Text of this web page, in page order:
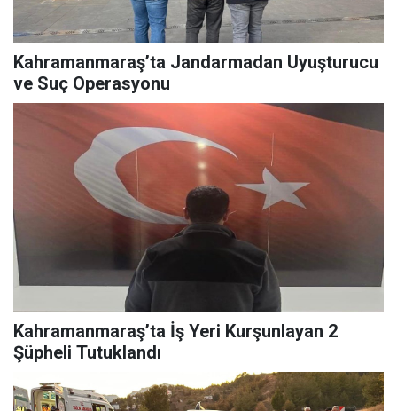
Kahramanmaraş’ta Jandarmadan Uyuşturucu
ve Suç Operasyonu
Kahramanmaraş’ta İş Yeri Kurşunlayan 2
Şüpheli Tutuklandı